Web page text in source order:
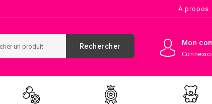
À propos
Mon
Rechercher